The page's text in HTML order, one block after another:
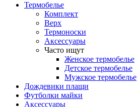
Термобелье
Комплект
Верх
Термоноски
Аксессуары
Часто ищут
Женское термобелье
Детское термобелье
Мужское термобелье
Дождевики плащи
Футболки майки
Аксессуары